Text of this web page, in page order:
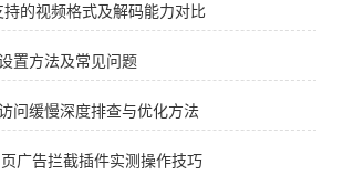
持的视频格式及解码能力对比
置方法及常见问题
问缓慢深度排查与优化方法
广告拦截插件实测操作技巧